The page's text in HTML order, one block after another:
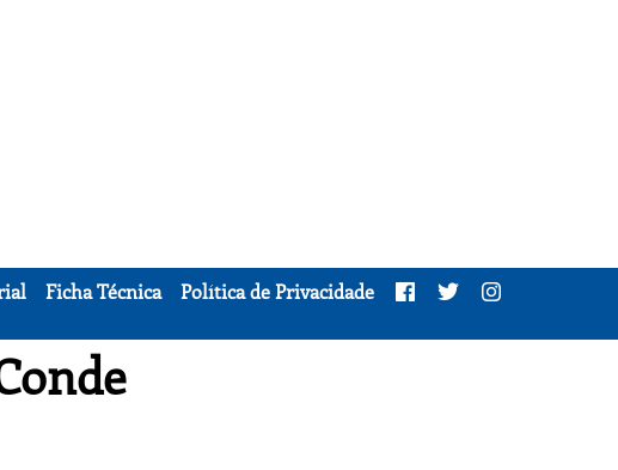
Ficha Técnica
Política de Privacidade